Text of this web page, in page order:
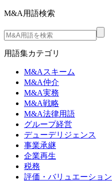
M&A用語検索
用語集カテゴリ
M&Aスキーム
M&A仲介
M&A実務
M&A戦略
M&A法律用語
グループ経営
デューデリジェンス
事業承継
企業再生
税務
評価・バリュエーション